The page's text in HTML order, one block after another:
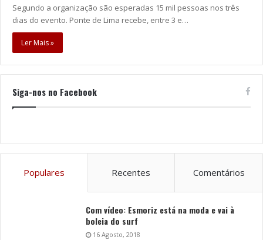
Segundo a organização são esperadas 15 mil pessoas nos três
dias do evento. Ponte de Lima recebe, entre 3 e…
Ler Mais »
Siga-nos no Facebook
Populares Recentes Comentários
Com vídeo: Esmoriz está na moda e vai à
boleia do surf
16 Agosto, 2018